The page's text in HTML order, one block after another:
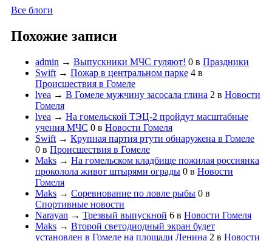
Все блоги
Похожие записи
admin → Выпускники МЧС гуляют! 0 в Праздники
Swift → Пожар в центральном парке 4 в
Происшествия в Гомеле
lvea → В Гомеле мужчину засосала глина 2 в Новости
Гомеля
lvea → На гомельской ТЭЦ-2 пройдут масштабные
учения МЧС 0 в Новости Гомеля
Swift → Крупная партия ртути обнаружена в Гомеле
0 в Происшествия в Гомеле
Maks → На гомельском кладбище пожилая россиянка
проколола живот штырями ограды 0 в Новости
Гомеля
Maks → Соревнование по ловле рыбы 0 в
Спортивные новости
Narayan → Трезвый выпускной 6 в Новости Гомеля
Maks → Второй светодиодный экран будет
установлен в Гомеле на площади Ленина 2 в Новости